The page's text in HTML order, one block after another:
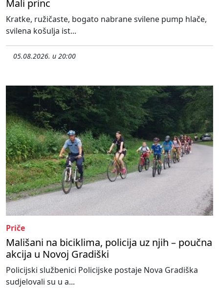
Mali princ
Kratke, ružičaste, bogato nabrane svilene pump hlače,
svilena košulja ist...
05.08.2026. u 20:00
Priče
Mališani na biciklima, policija uz njih – poučna
akcija u Novoj Gradiški
Policijski službenici Policijske postaje Nova Gradiška
sudjelovali su u a...